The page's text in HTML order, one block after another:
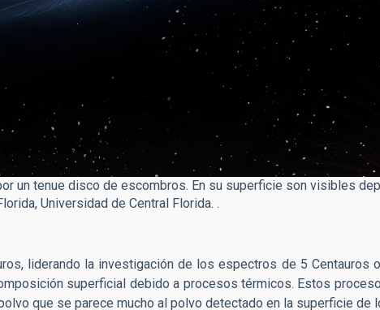
un tenue disco de escombros. En su superficie son visibles
Universidad de Central Florida. .
liderando la investigación de los espectros de 5 Centauros
superficial debido a procesos térmicos. Estos
que se parece mucho al polvo detectado en la superficie de